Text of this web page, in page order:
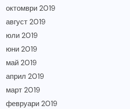
октомври 2019
август 2019
юли 2019
юни 2019
май 2019
април 2019
март 2019
февруари 2019